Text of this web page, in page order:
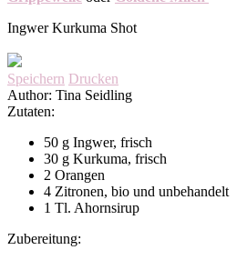
Ingwer Kurkuma Shot
Speichern Drucken
Author: Tina Seidling
Zutaten:
50 g Ingwer, frisch
30 g Kurkuma, frisch
2 Orangen
4 Zitronen, bio und unbehandelt
1 Tl. Ahornsirup
Zubereitung: